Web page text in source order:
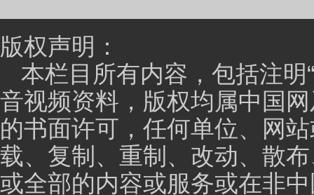
版权声明：
本栏目所有内容，包括注明
音视频资料，版权均属中国
的书面许可，任何单位、网
载、复制、重制、改动、散
或全部的内容或服务或在非